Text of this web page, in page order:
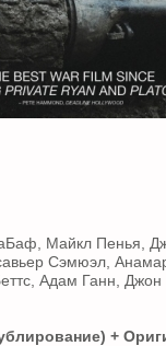
Майкл Пенья,
Сэмюэл,
Адам Ганн,
+